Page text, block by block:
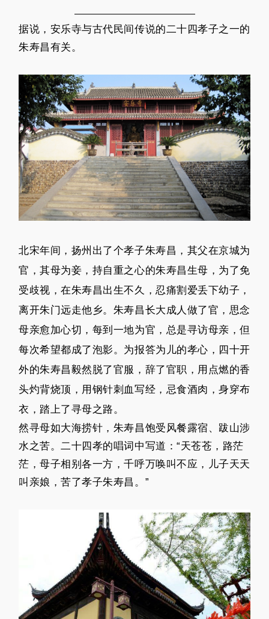
据说，安乐寺与古代民间传说的二十四孝子之一的
朱寿昌有关。
北宋年间，扬州出了个孝子朱寿昌，其父在京城为
官，其母为妾，持自重之心的朱寿昌生母，为了免
受歧视，在朱寿昌出生不久，忍痛割爱丢下幼子，
离开朱门远走他乡。朱寿昌长大成人做了官，思念
母亲愈加心切，每到一地为官，总是寻访母亲，但
每次希望都成了泡影。为报答为儿的孝心，四十开
外的朱寿昌毅然脱了官服，辞了官职，用点燃的香
头灼背烧顶，用钢针刺血写经，忌食酒肉，身穿布
衣，踏上了寻母之路。
然寻母如大海捞针，朱寿昌饱受风餐露宿、跋山涉
水之苦。二十四孝的唱词中写道：“天苍苍，路茫
茫，母子相别各一方，千呼万唤叫不应，儿子天天
叫亲娘，苦了孝子朱寿昌。”